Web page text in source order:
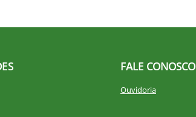
FALE CONOSCO
Ouvidoria